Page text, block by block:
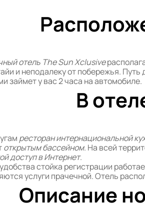
отель The Sun Xclusive
и неподалеку от побережья.
займет у вас 2 часа на автомобиле.
В
ресторан интернациональной
открытым бассейном. На всей
доступ в Интернет.
стойка регистрации
услуги прачечной. Отель
Описание